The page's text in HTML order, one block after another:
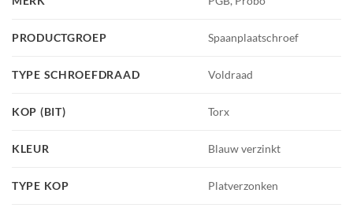
PRODUCTGROEP Spaanplaatschroef
TYPE SCHROEFDRAAD Voldraad
KOP (BIT) Torx
KLEUR Blauw verzinkt
TYPE KOP Platverzonken